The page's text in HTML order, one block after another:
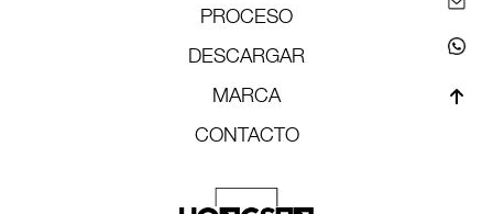
PROCESO
DESCARGAR
MARCA
CONTACTO